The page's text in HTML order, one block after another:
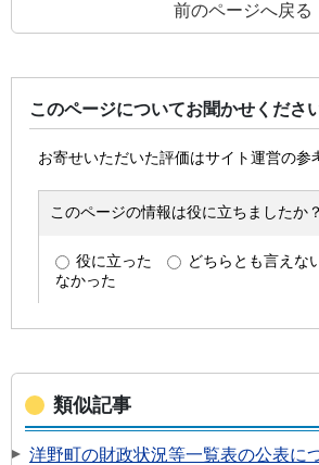
前のページへ戻る
このページについてお聞かせくださ
類似記事
洋野町の財政状況等一覧表の公表に